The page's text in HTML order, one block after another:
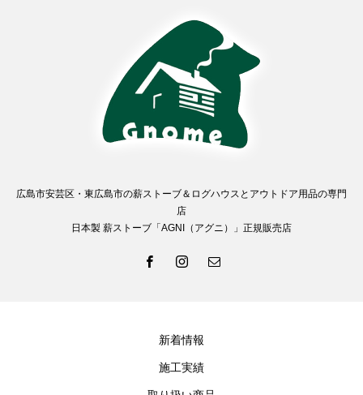
広島市安芸区・東広島市の薪ストーブ＆ログハウスとアウトドア用品の専門
店
日本製 薪ストーブ「AGNI（アグニ）」正規販売店
新着情報
施工実績